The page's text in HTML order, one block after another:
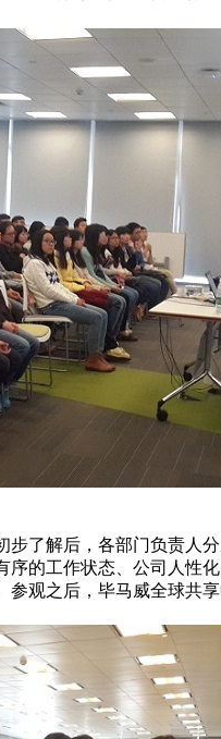
步了解后，各部门负责人
的工作状态、公司人性
观之后，毕马威全球共